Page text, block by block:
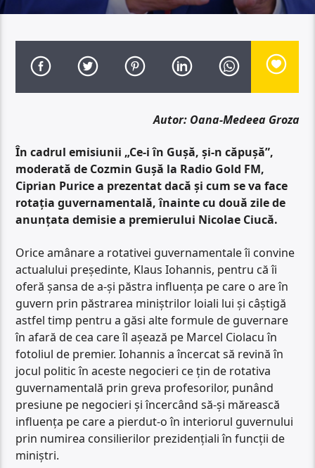
Autor: Oana-Medeea Groza
În cadrul emisiunii „Ce-i în Gușă, și-n căpușă”,
moderată de Cozmin Gușă la Radio Gold FM,
Ciprian Purice a prezentat dacă și cum se va face
rotația guvernamentală, înainte cu două zile de
anunțata demisie a premierului Nicolae Ciucă.
Orice amânare a rotativei guvernamentale îi convine
actualului președinte, Klaus Iohannis, pentru că îi
oferă șansa de a-și păstra influența pe care o are în
guvern prin păstrarea miniștrilor loiali lui și câștigă
astfel timp pentru a găsi alte formule de guvernare
în afară de cea care îl așează pe Marcel Ciolacu în
fotoliul de premier. Iohannis a încercat să revină în
jocul politic în aceste negocieri ce țin de rotativa
guvernamentală prin greva profesorilor, punând
presiune pe negocieri și încercând să-și mărească
influența pe care a pierdut-o în interiorul guvernului
prin numirea consilierilor prezidențiali în funcții de
miniștri.